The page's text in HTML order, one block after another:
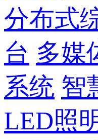
分布式
台 多媒
系统 智
LED照